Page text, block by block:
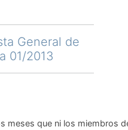
General de
01/2013
meses que ni los miembros